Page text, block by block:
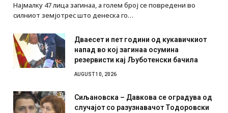
Најмалку 47 лица загинаа, а голем број се повредени во
силниот земјотрес што денеска го…
Дваесет и пет години од кукавичкиот
напад во кој загинаа осумина
резервисти кај Љуботенски бачила
AUGUST 10, 2026
Сиљановска – Давкова се оградува од
случајот со разузнавачот Тодоровски